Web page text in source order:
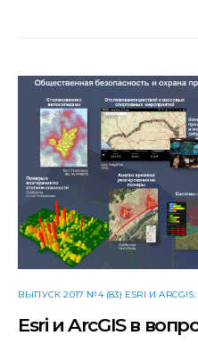
ВЫПУСК 2017 №4 (83) ESRI И ARCGIS:
Esri и ArcGIS в